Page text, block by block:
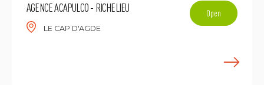
AGENCE ACAPULCO - RICHELIEU
LE CAP D'AGDE
Open